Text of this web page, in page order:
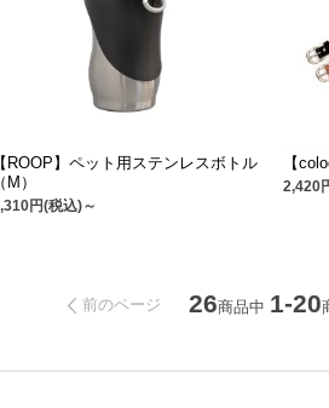
ROOP】ペット用ステンレスボトル
M）
円(税込)～
【
2,420
前のページ 26商品中 1-20